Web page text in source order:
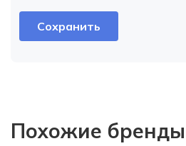
Похожие бренды